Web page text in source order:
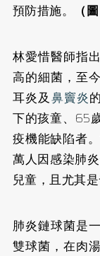
預防措施。
（
林愛惜醫師指
高的細菌，至
耳炎及鼻竇炎
下的孩童、65
疫機能缺陷者
萬人因感染肺
兒童，且尤其是
肺炎鏈球菌是
雙球菌，在肉